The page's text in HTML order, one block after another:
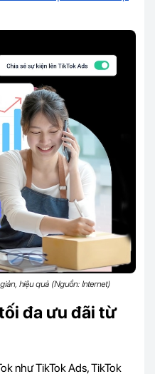
hiệu quả (Nguồn: Internet)
đa ưu đãi từ
như TikTok Ads, TikTok